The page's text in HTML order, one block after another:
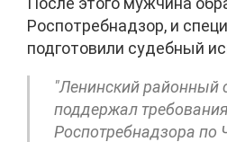
Роспотребнадзор, и
подготовили судебный
"Ленинский районный
поддержал
Роспотребнадзора по